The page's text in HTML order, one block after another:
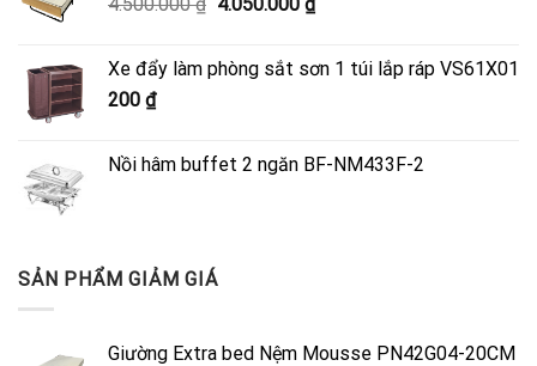
4.500.000 ₫.là:
Xe đẩy làm phòng sắt sơn 1 túi lắp ráp VS61X01
200 ₫
Nồi hâm buffet 2 ngăn BF-NM433F-2
SẢN PHẨM GIẢM GIÁ
Giường Extra bed Nệm Mousse PN42G04-20CM